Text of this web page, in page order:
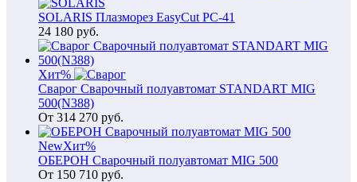
SOLARIS Плазморез EasyCut PC-41
24 180 руб.
Хит%
Сварог Сварочный полуавтомат STANDART MIG
500(N388)
От 314 270 руб.
NewХит%
ОБЕРОН Сварочный полуавтомат MIG 500
От 150 710 руб.